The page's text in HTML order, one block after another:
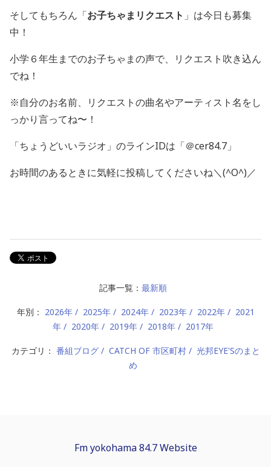
そしてもちろん「お子ちゃまリクエスト 」は今日も募集
中！
小学６年生までのお子ちゃまの声で、リクエスト吹き込ん
でね！
※自分のお名前、リクエストの曲名やアーティスト名をし
っかり言ってね〜！
「ちょうどいいラジオ」のラインIDは「＠cer84.7」
お時間のあるときに気軽に投稿してくださいね＼(^O^)／
記事一覧： 最新順
年別： 2026年 2025年 2024年 2023年 2022年
2021
年
2020年 2019年 2018年 2017年
カテゴリ： 番組ブログ CATCH OF 市区町村
光邦EYE'Sのまと
め
Fm yokohama 84.7 Website